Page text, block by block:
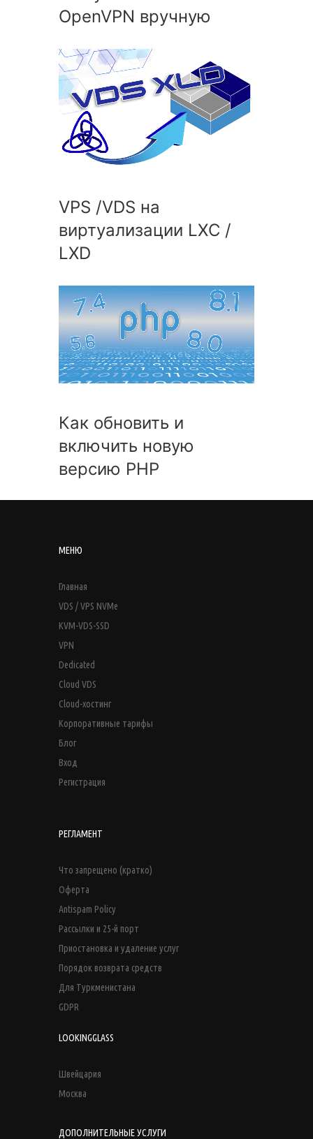
OpenVPN вручную
VPS /VDS на
виртуализации LXC /
LXD
Как обновить и
включить новую
версию PHP
МЕНЮ
Главная
VDS / VPS NVMe
KVM-VDS-SSD
VPN
Dedicated
Cloud VDS
Cloud-хостинг
Корпоративные тарифы
Блог
Вход
Регистрация
РЕГЛАМЕНТ
Что запрещено (кратко)
Оферта
Antispam Policy
Рассылки и 25-й порт
Приостановка и удаление услуг
Порядок возврата средств
Для Туркменистана
GDPR
LOOKINGGLASS
Швейцария
Москва
ДОПОЛНИТЕЛЬНЫЕ УСЛУГИ